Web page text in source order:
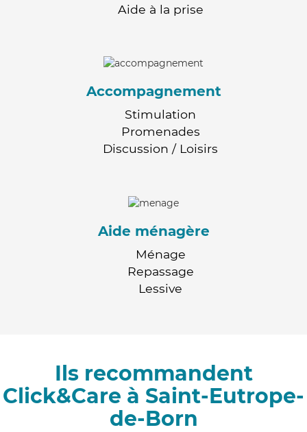
Aide à la prise
Accompagnement
Stimulation
Promenades
Discussion / Loisirs
Aide ménagère
Ménage
Repassage
Lessive
Ils recommandent
Click&Care à Saint-Eutrope-
de-Born